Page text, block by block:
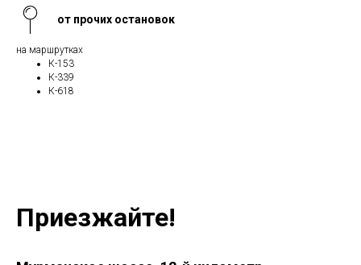
от прочих остановок
на маршрутках
К-153
К-339
К-618
Приезжайте!